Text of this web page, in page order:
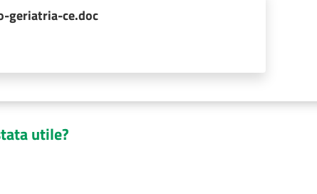
geriatria-ce.doc
utile?